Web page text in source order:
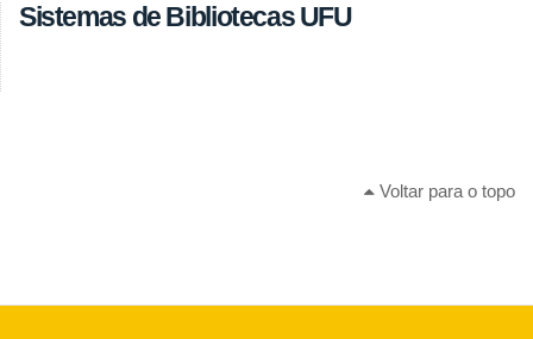
Sistemas de Bibliotecas UFU
Voltar para o topo